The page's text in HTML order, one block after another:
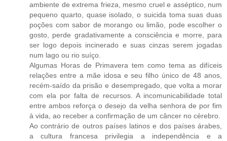
ambiente de extrema frieza, mesmo cruel e asséptico, num
pequeno quarto, quase isolado, o suicida toma suas duas
poções com sabor de morango ou limão, pode escolher o
gosto, perde gradativamente a consciência e morre, para
ser logo depois incinerado e suas cinzas serem jogadas
num lago ou rio suíço.
Algumas Horas de Primavera tem como tema as difíceis
relações entre a mãe idosa e seu filho único de 48 anos,
recém-saído da prisão e desempregado, que volta a morar
com ela por falta de recursos. A incomunicabilidade total
entre ambos reforça o desejo da velha senhora de por fim
à vida, ao receber a confirmação de um câncer no cérebro.
Ao contrário de outros países latinos e dos países árabes,
a cultura francesa privilegia a independência e a